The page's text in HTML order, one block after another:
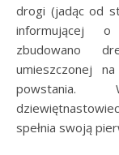
drogi (jadąc od
informującej o
zbudowano
umieszczonej
powstania.
spełnia swoją